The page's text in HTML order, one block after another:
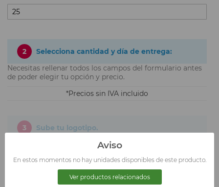
2
Selecciona cantidad y día de entrega:
Necesitas rellenar todos los campos del formulario antes
de poder elegir tu opción y precio.
Precios sin IVA incluido
3 Sube tu logotipo.
Aviso
En estos momentos no hay unidades disponibles de este producto.
Ver productos relacionados